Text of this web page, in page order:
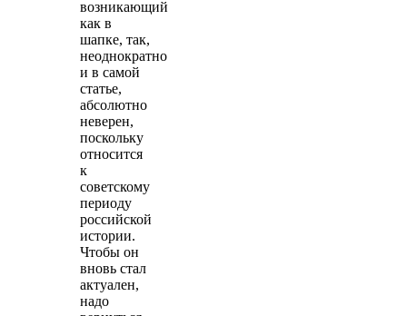
возникающий
как в
шапке, так,
неоднократно
и в самой
статье,
абсолютно
неверен,
поскольку
относится
к
советскому
периоду
российской
истории.
Чтобы он
вновь стал
актуален,
надо